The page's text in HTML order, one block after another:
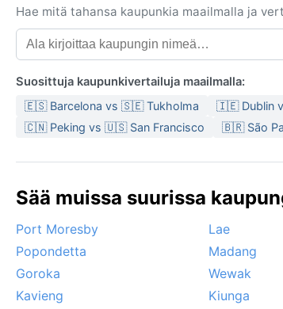
Hae mitä tahansa kaupunkia maailmalla ja
Suosittuja kaupunkivertailuja maailmalla:
🇪🇸 Barcelona vs 🇸🇪 Tukholma 🇮🇪 Dublin
🇨🇳 Peking vs 🇺🇸 San Francisco
🇧🇷 São
Sää muissa suurissa
Port Moresby Lae
Popondetta
Madang
Goroka
Wewak
Kavieng
Kiunga